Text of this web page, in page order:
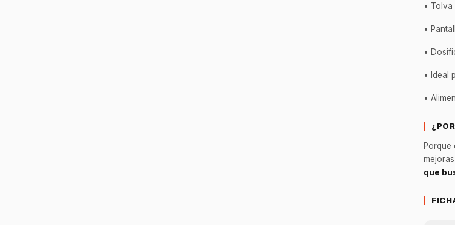
• Tolva
•
•
• Ideal
•
que